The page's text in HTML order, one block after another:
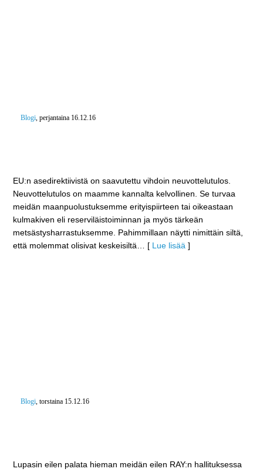
Blogi, perjantaina 16.12.16
EU:n asedirektiivistä on saavutettu vihdoin neuvottelutulos.
Neuvottelutulos on maamme kannalta kelvollinen. Se turvaa
meidän maanpuolustuksemme erityispiirteen tai oikeastaan
kulmakiven eli reserviläistoiminnan ja myös tärkeän
metsästysharrastuksemme. Pahimmillaan näytti nimittäin siltä,
että molemmat olisivat keskeisiltä … [ Lue lisää ]
Blogi, torstaina 15.12.16
Lupasin eilen palata hieman meidän eilen RAY:n hallituksessa